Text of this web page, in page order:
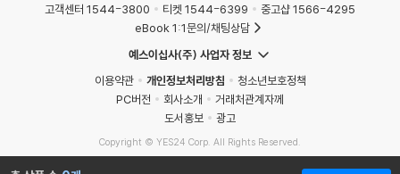
고객센터 1544-3800 티켓 1544-6399
중고샵 1566-4295
eBook 1:1문의/채팅상담
예스이십사(주) 사업자 정보
이용약관
개인정보처리방침
청소년보호정책
PC버전
회사소개
거래처관계자께
도서홍보
광고
Copyright © YES24 Corp. All Rights Reserved.
MATOM2